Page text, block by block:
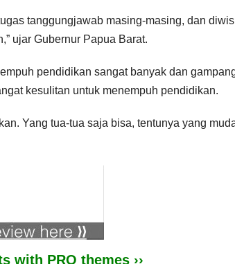
tanggungjawab masing-masing, dan
ujar Gubernur Papua Barat.
pendidikan sangat banyak dan
kesulitan untuk menempuh pendidikan.
Yang tua-tua saja bisa, tentunya yang
with PRO themes ››